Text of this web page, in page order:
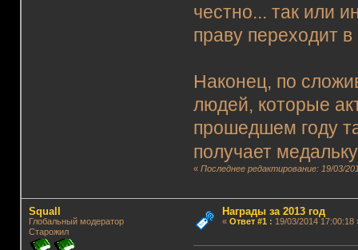
честно... так или
праву переходит
Наконец, по
людей, которые
прошедшем году
получает
«Последнее редактирование: 19/03/
Squall
Глобальный модератор
Старожил
Награды за 2013 год
« Ответ #1 : 19/03/2014 17:00:18